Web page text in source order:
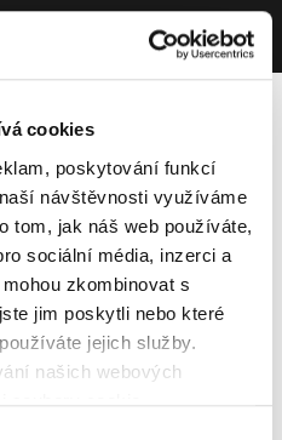
cookies
poskytování funkcí
návštěvnosti využíváme
tom, jak náš web používáte,
sociální média, inzerci a
zkombinovat s
jim poskytli nebo které
jejich služby.
našich webových